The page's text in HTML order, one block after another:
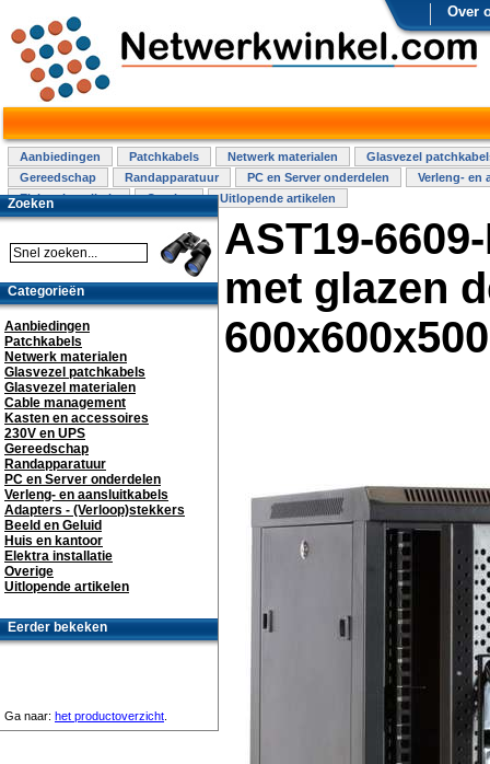
Over
Aanbiedingen Patchkabels Netwerk materialen
Glasvezel
Gereedschap
Randapparatuur PC en Server onderdelen
Verleng- en
Elektra installatie
Overige Uitlopende artikelen
AST19-
met glazen
Zoeken
Categorieën
Aanbiedingen
Patchkabels
Netwerk materialen
Glasvezel patchkabels
Glasvezel materialen
Cable management
Kasten en accessoires
230V en UPS
Gereedschap
Randapparatuur
PC en Server onderdelen
Verleng- en aansluitkabels
Adapters - (Verloop)stekkers
Beeld en Geluid
Huis en kantoor
Elektra installatie
Overige
Uitlopende artikelen
Eerder bekeken
Ga naar: het productoverzicht